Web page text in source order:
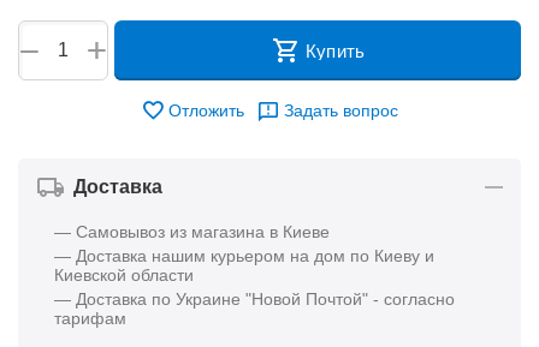
+
− Купить
Отложить Задать вопрос
Доставка
— Самовывоз из магазина в Киеве
— Доставка нашим курьером на дом по Киеву и
Киевской области
— Доставка по Украине "Новой Почтой" - согласно
тарифам